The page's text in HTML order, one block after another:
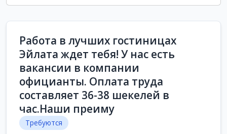
Работа в лучших гостиницах
Эйлата ждет тебя! У нас есть
вакансии в компании
официанты. Оплата труда
составляет 36-38 шекелей в
час.Наши преиму
Требуются